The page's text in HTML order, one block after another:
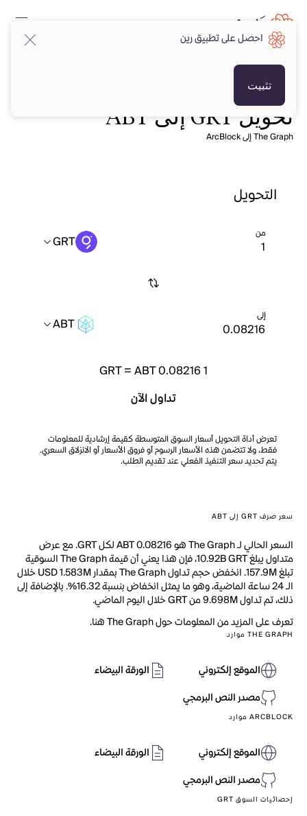
تحويل GRT إلى ABT
The Graph إلى ArcBlock
التحويل
من GRT
إلى ABT
1
GRT=ABT 0.08216
تداول الآن
تعرض أداة التحويل أسعار السوق المتوسطة كقيمة إرشادية للمعلومات
فقط، ولا تتضمن هذه الأسعار الرسوم أو فروق الأسعار أو الانزلاق السعري.
يتم تحديد سعر التنفيذ الفعلي عند تقديم الطلب.
سعر صرف GRT إلى ABT
السعر الحالي لـ The Graph هو ABT 0.08216 لكل GRT. مع عرض
متداول يبلغ 10.92B GRT، فإن هذا يعني أن قيمة The Graph السوقية
تبلغ 157.9M. انخفض حجم تداول The Graph بمقدار USD 1.583M خلال
الـ 24 ساعة الماضية، وهو ما يمثل انخفاض بنسبة 16.32%. بالإضافة إلى
ذلك، تم تداول 9.698M من GRT خلال اليوم الماضي.
تعرف على المزيد من المعلومات حول The Graph هنا.
THE GRAPH موارد
الموقع إلكتروني
الورقة البيضاء
مصدر النص البرمجي
ARCBLOCK موارد
الموقع إلكتروني
الورقة البيضاء
مصدر النص البرمجي
إحصائيات السوق GRT
احصل على تطبيق رين
تثبيت